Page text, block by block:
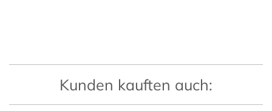
Kunden kauften auch: